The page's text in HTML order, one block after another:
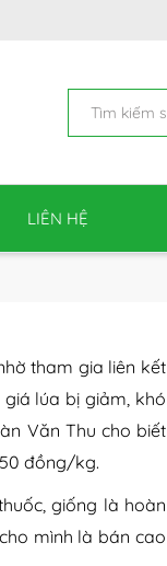
LIÊN HỆ
tham gia liên kết
lúa bị giảm, khó
Văn Thu cho biết
đồng/kg.
giống là hoàn
mình là bán cao